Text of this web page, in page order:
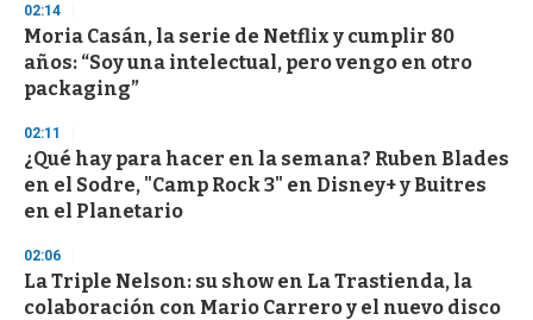
d
s
o
f
3
s
c
o
n
02:14
Moria Casán, la serie de Netflix y cumplir 80
años: “Soy una intelectual, pero vengo en otro
packaging”
02:11
¿Qué hay para hacer en la semana? Ruben Blades
en el Sodre, "Camp Rock 3" en Disney+ y Buitres
en el Planetario
02:06
La Triple Nelson: su show en La Trastienda, la
colaboración con Mario Carrero y el nuevo disco